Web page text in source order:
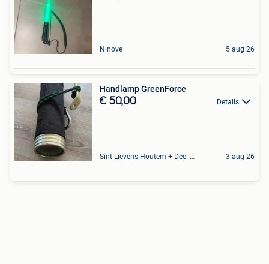
Ninove 5 aug 26
Handlamp GreenForce
€ 50,00 Details
Sint-Lievens-Houtem + Deel Oombergen 3 aug 26